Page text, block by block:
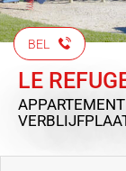
BEL
LE